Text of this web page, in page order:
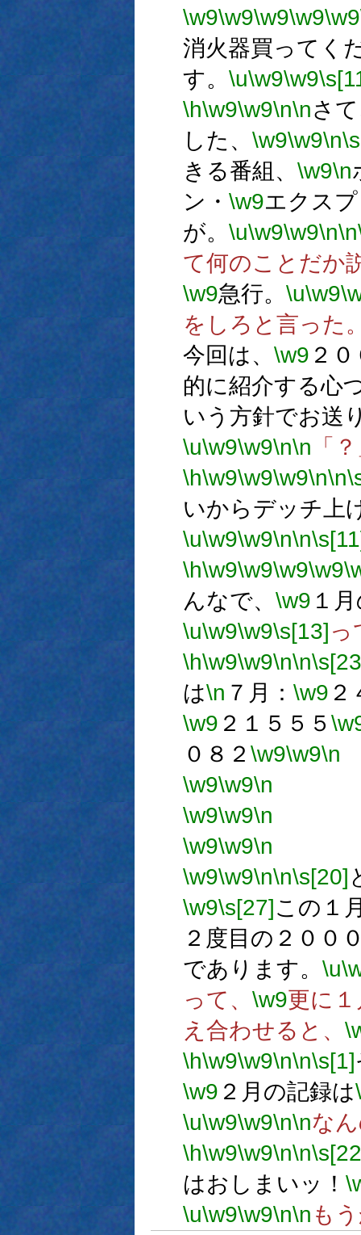
\w9\w9\w9\w9\w9
消火器買ってく
す。 \u\w9\w9
\h\w9\w9\n\nさ
した、 \w9\w9\n
きる番組、 \w9\n
ン・ \w9エクス
が。 \u\w9\w9\n\n
て何のことだか
\w9急行。 \u\w9
をしろと言った
今回は、 \w9 ２
的に紹介する心
いう方針でお送
\u\w9\w9\n\n 「
\h\w9\w9\w9\n\n
いからデッチ上
\u\w9\w9\n\n
\h\w9\w9\w9\w9
んなで、 \w9 １
\u\w9\w9\s[13]っ
\h\w9\w9\n\n
は\n ７月： \w9 ２
\w9 ２１５５５
０８２ \w9\w9\n
\w9\w9\n
\w9\w9\n
\w9\w9\n
\w9\w9\n\n\s[20]
\w9\s[27]この１
２度目の２００
であります。 \u
って、 \w9更に
え合わせると、
\h\w9\w9\n\n\s[1]
\w9 ２月の記録は
\u\w9\w9\n\nな
\h\w9\w9\n\n
はおしまいッ！
\u\w9\w9\n\n も